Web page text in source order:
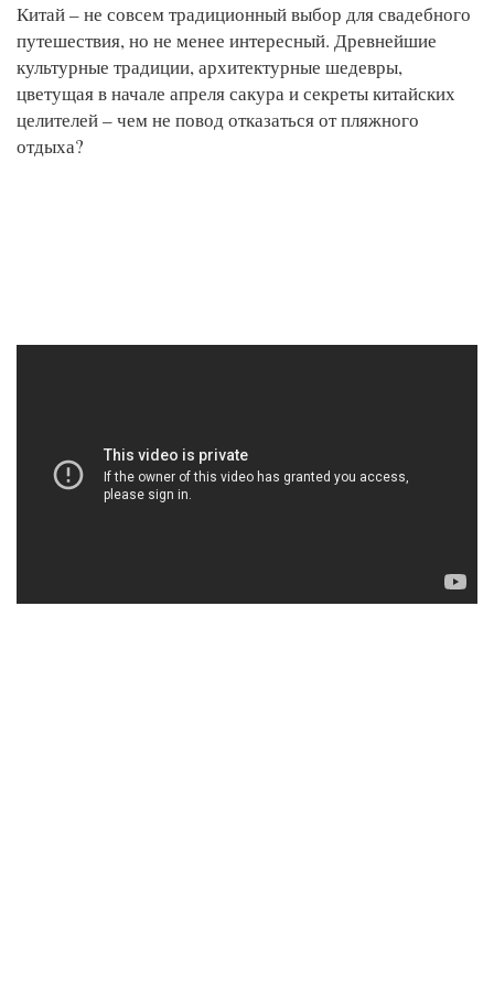
Китай – не совсем традиционный выбор для свадебного
путешествия, но не менее интересный. Древнейшие
культурные традиции, архитектурные шедевры,
цветущая в начале апреля сакура и секреты китайских
целителей – чем не повод отказаться от пляжного
отдыха?